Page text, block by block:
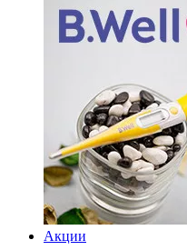
Акции